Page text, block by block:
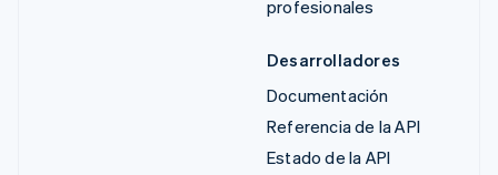
profesionales
Desarrolladores
Documentación
Referencia de la API
Estado de la API